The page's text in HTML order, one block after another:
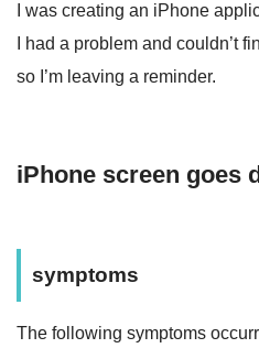
I was creating an iPhone
I had a problem and couldn’t
so I’m leaving a reminder.
iPhone screen goes
symptoms
The following symptoms